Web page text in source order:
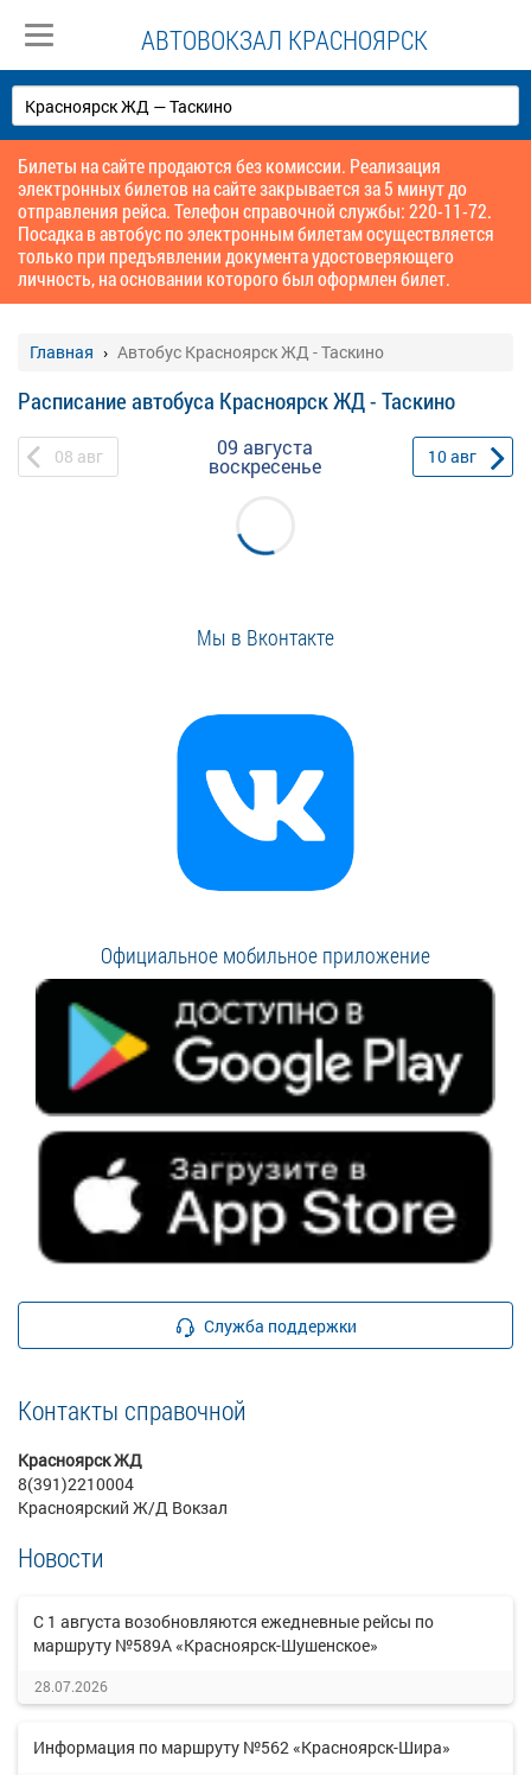
АВТОВОКЗАЛ КРАСНОЯРСК
Билеты на сайте продаются без комиссии. Реализация
электронных билетов на сайте закрывается за 5 минут до
отправления рейса. Телефон справочной службы: 220-11-72.
Посадка в автобус по электронным билетам осуществляется
только при предъявлении документа удостоверяющего
личность, на основании которого был оформлен билет.
Главная Автобус Красноярск ЖД - Таскино
Расписание автобуса Красноярск ЖД - Таскино
08 авг 09 августа
воскресенье 10авг
Мы в Вконтакте
Официальное мобильное приложение
Служба поддержки
Контакты справочной
Красноярск ЖД
8(391)2210004
Красноярский Ж/Д Вокзал
Новости
С 1 августа возобновляются ежедневные рейсы по
маршруту №589А «Красноярск-Шушенское»
28.07.2026
Информация по маршруту №562 «Красноярск-Шира»